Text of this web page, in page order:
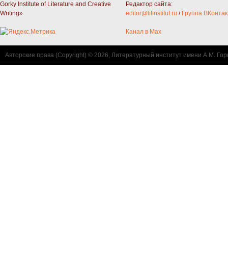
Gorky Institute of Literature and Creative
Writing»
Редактор сайта:
editor@litinstitut.ru / Группа
Канал в Max
Авторские права (Copyright) © 2026, Литературный институт имени А.М.